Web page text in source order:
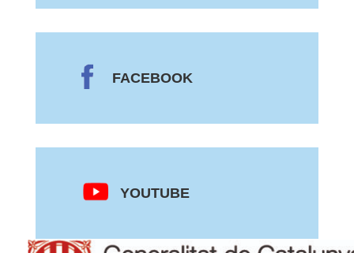
FACEBOOK
YOUTUBE